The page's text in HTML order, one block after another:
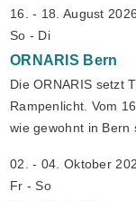
16. - 18. August 2026
So - Di
ORNARIS Bern
Die ORNARIS setzt
Rampenlicht. Vom
wie gewohnt in Bern
02. - 04. Oktober
Fr - So